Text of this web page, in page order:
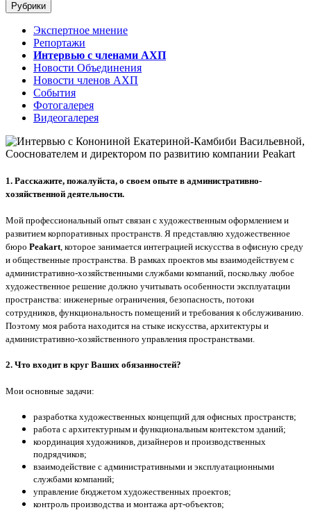
Рубрики
Экспертное мнение
Репортажи
Интервью с членами АХП
Новости Объединения
Новости членов АХП
События
Фотогалерея
Видеогалерея
1. Расскажите, пожалуйста, о своем опыте в административно-
хозяйственной деятельности.
Мой профессиональный опыт связан с художественным оформлением и
развитием корпоративных пространств. Я представляю художественное
бюро Peakart , которое занимается интеграцией искусства в офисную среду
и общественные пространства. В рамках проектов мы взаимодействуем с
административно-хозяйственными службами компаний, поскольку любое
художественное решение должно учитывать особенности эксплуатации
пространства: инженерные ограничения, безопасность, потоки
сотрудников, функциональность помещений и требования к обслуживанию.
Поэтому моя работа находится на стыке искусства, архитектуры и
административно-хозяйственного управления пространствами.
2. Что входит в круг Ваших обязанностей?
Мои основные задачи:
разработка художественных концепций для офисных пространств;
работа с архитектурным и функциональным контекстом зданий;
координация художников, дизайнеров и производственных
подрядчиков;
взаимодействие с административными и эксплуатационными
службами компаний;
управление бюджетом художественных проектов;
контроль производства и монтажа арт-объектов;